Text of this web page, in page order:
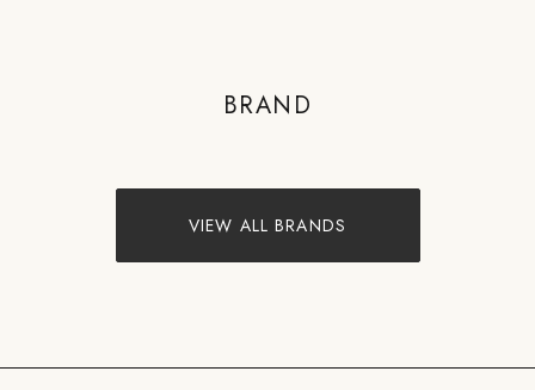
BRAND
VIEW ALL BRANDS